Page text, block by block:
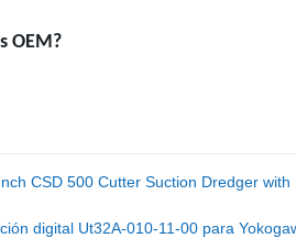
OEM?
CSD 500 Cutter Suction Dredger
digital Ut32A-010-11-00 para